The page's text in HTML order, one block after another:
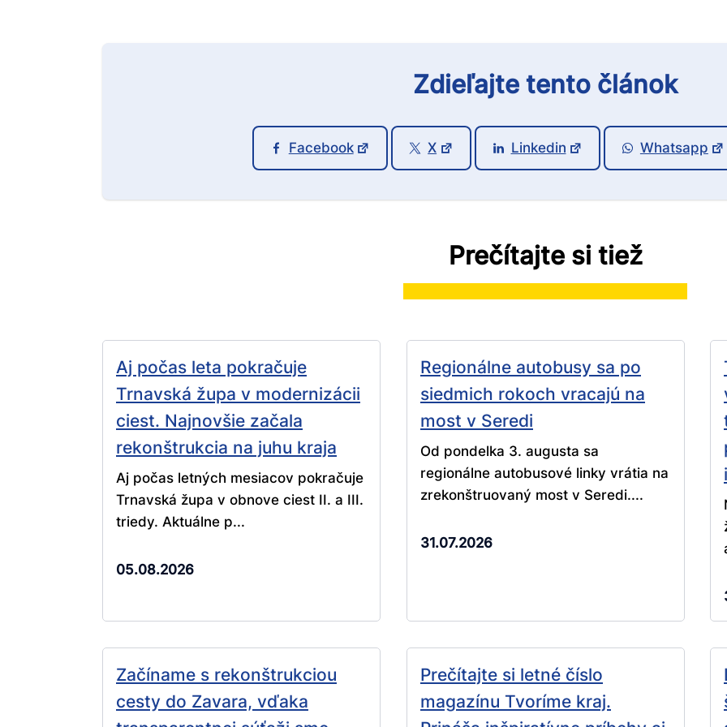
Zdieľajte tento článok
Facebook X Linkedin Whatsapp
Prečítajte si tiež
Aj počas leta pokračuje
Trnavská župa v modernizácii
ciest. Najnovšie začala
rekonštrukcia na juhu kraja
Aj počas letných mesiacov pokračuje
Trnavská župa v obnove ciest II. a III.
triedy. Aktuálne p...
05.08.2026
Regionálne autobusy sa po
siedmich rokoch vracajú na
most v Seredi
Od pondelka 3. augusta sa
regionálne autobusové linky vrátia na
zrekonštruovaný most v Seredi....
31.07.2026
Začíname s rekonštrukciou
cesty do Zavara, vďaka
Prečítajte si letné číslo
magazínu Tvoríme kraj.